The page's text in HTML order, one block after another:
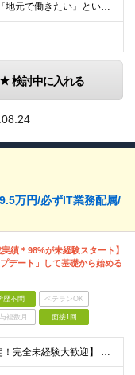
★リモート実績あり★ 『地元で働きたい』という希望に、業界トップクラス約7,000件の取引事業所数、90,000件以上のプロジェクトから検討をいたします。 全国の取引先での就業となります（沖縄を除
検討中に入れる
万円/必ずIT業務配属/
実績＊98%が未経験スタート】
デート」して基礎から始める
歴不問 ベテランOK
複数月 面接1回
【最短で面接当日に内定！完全未経験大歓迎】 ・業種／職種未経験歓迎 ・社会人デビュー、第二新卒、既卒者大歓迎 ・学歴不問（文系、理系不問） ・20代～30代、男女問わず活躍中 ・服装、髪色自由 ・明確